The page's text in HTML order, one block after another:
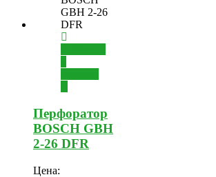
Перфоратор
BOSCH GBH
2-26 DFR
Цена: